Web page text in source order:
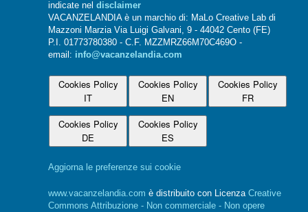
indicate nel disclaimer
VACANZELANDIA è un marchio di: MaLo Creative Lab di
Mazzoni Marzia Via Luigi Galvani, 9 - 44042 Cento (FE)
P.I. 01773780380 - C.F. MZZMRZ66M70C469O -
email: info@vacanzelandia.com
Cookies Policy
IT
Cookies Policy
EN
Cookies Policy
FR
Cookies Policy
DE
Cookies Policy
ES
Aggiorna le preferenze sui cookie
www.vacanzelandia.com è distribuito con Licenza Creative
Commons Attribuzione - Non commerciale - Non opere